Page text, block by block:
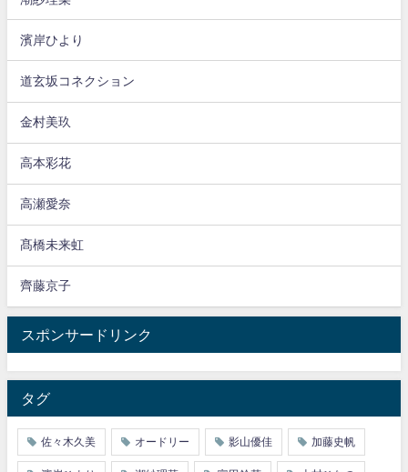
濱岸ひより
道玄坂コネクション
金村美玖
高本彩花
高瀬愛奈
髙橋未来虹
齊藤京子
スポンサードリンク
タグ
佐々木久美 オードリー 影山優佳 加藤史帆